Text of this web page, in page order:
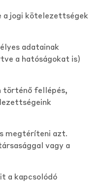
a jogi kötelezettségek
adatainak
a hatóságokat is)
történő fellépés,
megtéríteni azt.
vagy a
a kapcsolódó